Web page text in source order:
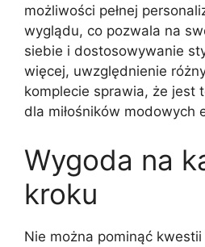
możliwości pełnej
wyglądu, co pozwala na
siebie i dostosowywanie
więcej, uwzględnienie
komplecie sprawia, że jest
dla miłośników modowych
Wygoda na
kroku
Nie można pominąć